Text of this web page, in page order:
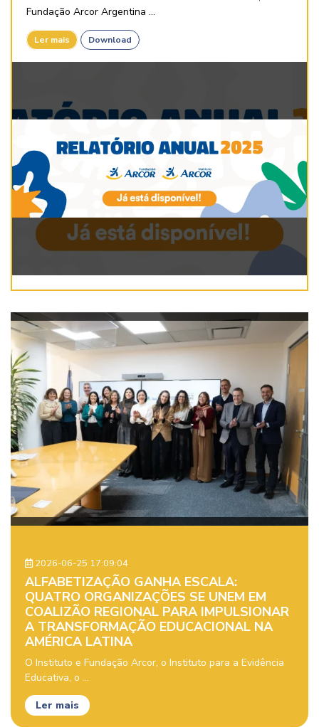
Fundação Arcor Argentina ...
Ler mais Download
2026-06-25 17:09:04
ALFABETIZAÇÃO GANHA ESCALA:
QUATRO ORGANIZAÇÕES SE UNEM EM
COALIZÃO REGIONAL PARA IMPULSIONAR
A TRANSFORMAÇÃO EDUCACIONAL NA
AMÉRICA LATINA
O Instituto e Fundação Arcor, o Instituto para a Evidência
Educativa, o ...
Ler mais